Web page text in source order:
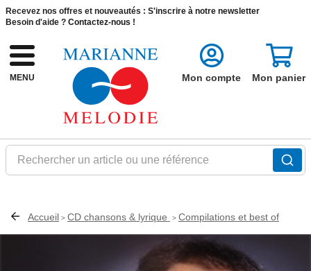
Recevez nos offres et nouveautés : S'inscrire à notre newsletter
Besoin d'aide ? Contactez-nous !
MENU
Rechercher un article ou une référence
Mon compte Mon panier
Accueil > CD chansons & lyrique > Compilations et best of